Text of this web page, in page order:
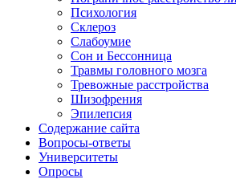
Психология
Склероз
Слабоумие
Сон и Бессонница
Травмы головного мозга
Тревожные расстройства
Шизофрения
Эпилепсия
Содержание сайта
Вопросы-ответы
Университеты
Опросы